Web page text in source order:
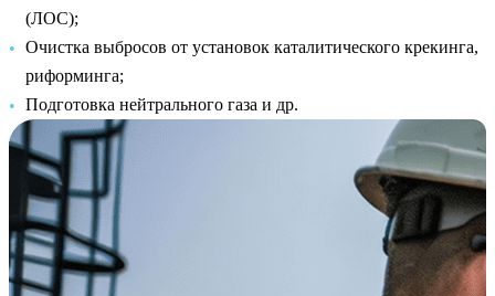
(ЛОС);
Очистка выбросов от установок каталитического крекинга,
риформинга;
Подготовка нейтрального газа и др.